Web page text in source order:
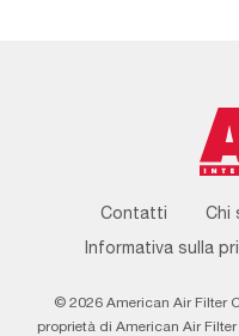
Contatti Chi
Informativa sulla
© 2026 American Air Filter
proprietà di American Air